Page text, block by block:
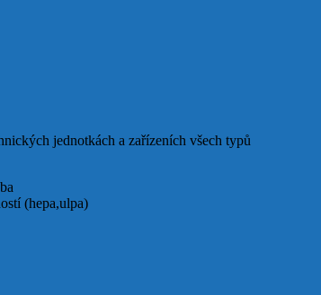
jednotkách a zařízeních všech typů
(hepa,ulpa)